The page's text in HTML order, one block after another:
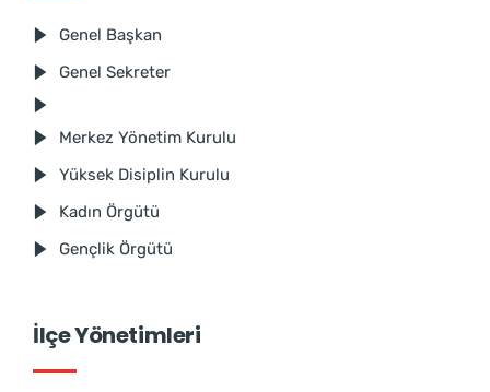
Genel Başkan
Genel Sekreter
Merkez Yönetim Kurulu
Yüksek Disiplin Kurulu
Kadın Örgütü
Gençlik Örgütü
İlçe Yönetimleri